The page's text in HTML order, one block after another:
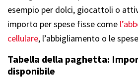
esempio per dolci, giocattoli o
importo per spese fisse come
cellulare, l’abbigliamento o le
Tabella della paghetta:
disponibile